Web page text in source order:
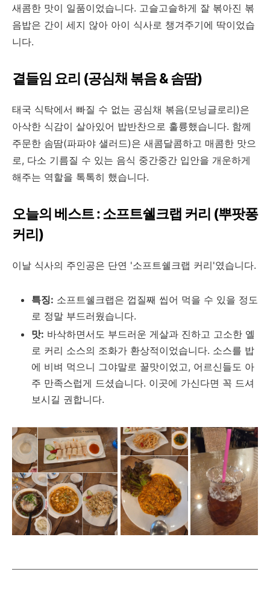
새콤한 맛이 일품이었습니다. 고슬고슬하게 잘 볶아진 볶
음밥은 간이 세지 않아 아이 식사로 챙겨주기에 딱이었습
니다.
곁들임 요리 (공심채 볶음 & 솜땀)
태국 식탁에서 빠질 수 없는 공심채 볶음(모닝글로리)은
아삭한 식감이 살아있어 밥반찬으로 훌륭했습니다. 함께
주문한 솜땀(파파야 샐러드)은 새콤달콤하고 매콤한 맛으
로, 다소 기름질 수 있는 음식 중간중간 입안을 개운하게
해주는 역할을 톡톡히 했습니다.
오늘의 베스트 : 소프트쉘크랩 커리 (뿌팟퐁
커리)
이날 식사의 주인공은 단연 '소프트쉘크랩 커리'였습니다.
특징: 소프트쉘크랩은 껍질째 씹어 먹을 수 있을 정도
로 정말 부드러웠습니다.
맛: 바삭하면서도 부드러운 게살과 진하고 고소한 옐
로 커리 소스의 조화가 환상적이었습니다. 소스를 밥
에 비벼 먹으니 그야말로 꿀맛이었고, 어르신들도 아
주 만족스럽게 드셨습니다. 이곳에 가신다면 꼭 드셔
보시길 권합니다.